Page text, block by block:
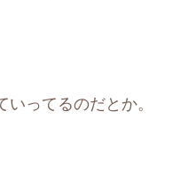
ってるのだとか。